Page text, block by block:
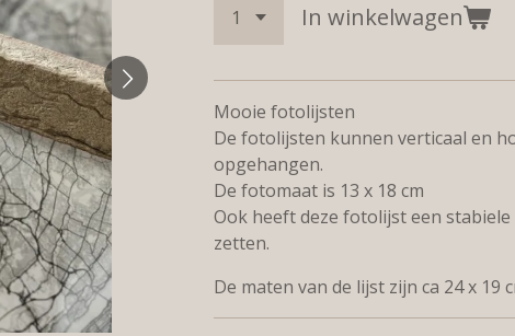
In winkelwagen
Mooie fotolijsten
De fotolijsten kunnen verticaal en
opgehangen.
De fotomaat is 13 x 18 cm
Ook heeft deze fotolijst een
zetten.
De maten van de lijst zijn ca 24 x 19